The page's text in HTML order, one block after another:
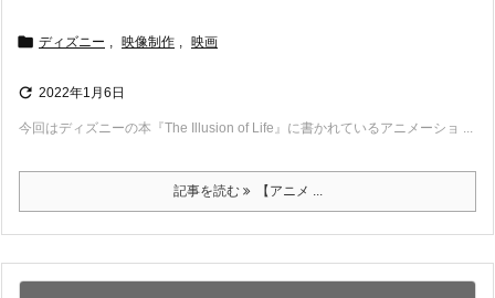
 ディズニー 映像制作 映画
 2022年1月6日
今回はディズニーの本『The Illusion of Life』に書かれているアニメーショ ...
記事を読む 【アニメ ...